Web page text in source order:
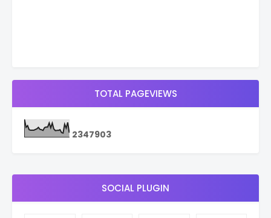
TOTAL PAGEVIEWS
2347903
SOCIAL PLUGIN